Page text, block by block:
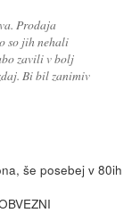
Prodaja
so jih nehali
zavili v bolj
Bi bil zanimiv
še posebej v 80ih